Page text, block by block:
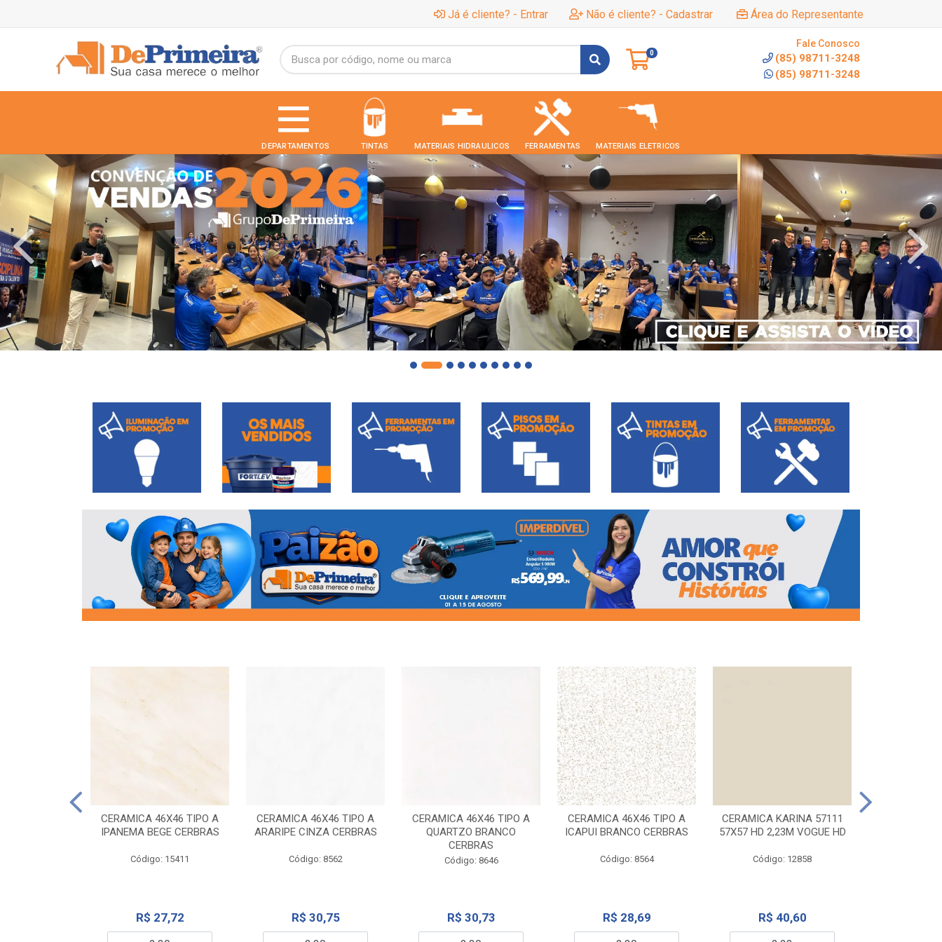
Já é cliente? - Entrar Não é cliente? - Cadastrar Área do Representante
0
Fale Conosco
(85) 98711-3248
(85) 98711-3248
DEPARTAMENTOS TINTAS MATERIAIS HIDRAULICOS FERRAMENTAS MATERIAIS ELETRICOS
CERAMICA 46X46 TIPO A
IPANEMA BEGE CERBRAS
Código: 15411
R$ 27,72
CERAMICA 46X46 TIPO A
ARARIPE CINZA CERBRAS
Código: 8562
R$ 30,75
CERAMICA 46X46 TIPO A
QUARTZO BRANCO
CERBRAS
Código: 8646
R$ 30,73
CERAMICA 46X46 TIPO A
ICAPUI BRANCO CERBRAS
Código: 8564
R$ 28,69
CERAMICA KARINA 57111
57X57 HD 2,23M VOGUE HD
Código: 12858
R$ 40,60